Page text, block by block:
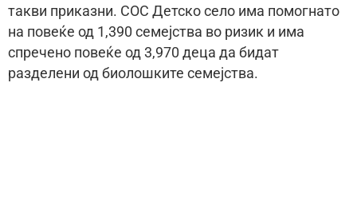
такви приказни. СОС Детско село има помогнато
на повеќе од 1,390 семејства во ризик и има
спречено повеќе од 3,970 деца да бидат
разделени од биолошките семејства.